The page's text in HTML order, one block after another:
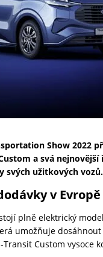
Show 2022
a svá
svých užitkových vozů.
v Evropě
plně elektrický model
umožňuje
Custom vysoce